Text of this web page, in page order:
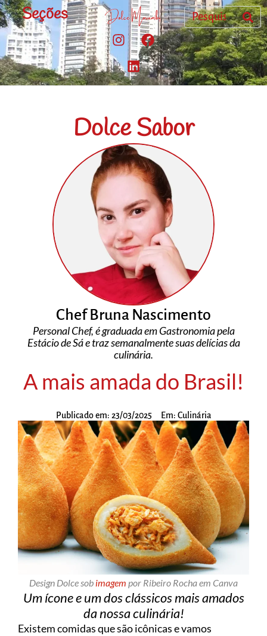
Seções
Dolce Sabor
Chef Bruna Nascimento
Personal Chef, é graduada em Gastronomia pela
Estácio de Sá e traz semanalmente suas delícias da
culinária.
A mais amada do Brasil!
Publicado em: 23/03/2025 Em: Culinária
Design Dolce sob imagem por Ribeiro Rocha em Canva
Um ícone e um dos clássicos mais amados
da nossa culinária!
Existem comidas que são icônicas e vamos